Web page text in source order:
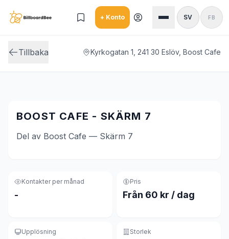
+ Konto SV FB
Tillbaka Kyrkogatan 1, 241 30 Eslöv, Boost Cafe
BOOST CAFE - SKÄRM 7
Del av Boost Cafe — Skärm 7
Kontakter per månad
-
Pris
Från 60 kr / dag
Upplösning Storlek